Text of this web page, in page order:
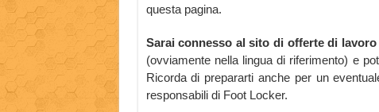
questa pagina.
Sarai connesso al sito di offerte di
(ovviamente nella lingua di riferimento) e
Ricorda di prepararti anche per un
responsabili di Foot Locker.